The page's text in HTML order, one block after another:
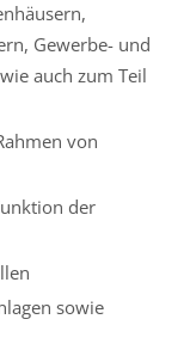
Gewerbe- und
auch zum Teil
von
der
sowie